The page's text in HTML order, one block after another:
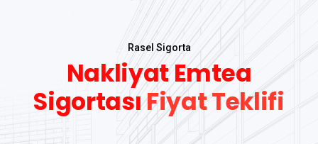
Rasel Sigorta
Nakliyat Emtea
SigortasıFiyat Teklifi